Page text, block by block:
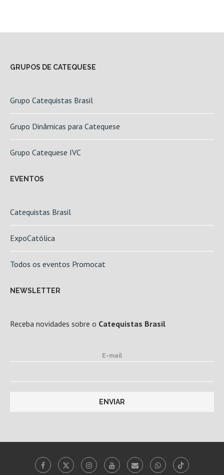
GRUPOS DE CATEQUESE
Grupo Catequistas Brasil
Grupo Dinâmicas para Catequese
Grupo Catequese IVC
EVENTOS
Catequistas Brasil
ExpoCatólica
Todos os eventos Promocat
NEWSLETTER
Receba novidades sobre o Catequistas Brasil
E-mail